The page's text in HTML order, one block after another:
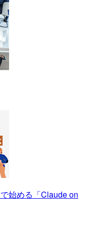
始める「Claude on